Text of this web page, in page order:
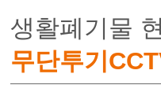
생활폐기물
무단투기